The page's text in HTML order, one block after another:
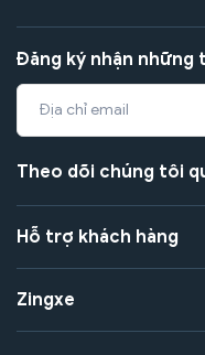
Đăng ký nhận
Theo dõi chúng tôi
Hỗ trợ khách hàng
Zingxe